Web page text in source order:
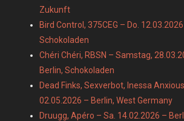
Zukunft
Bird Control, 375CEG – Do.
Schokoladen
Chéri Chéri, RBSN – Samstag,
Berlin, Schokoladen
Dead Finks, Sexverbot, Inessa
02.05.2026 – Berlin, West Germany
Druugg, Apéro – Sa. 14.02.2026 –